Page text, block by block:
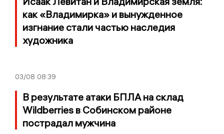
как «Владимирка» и вынужденное
изгнание стали частью наследия
художника
03/08 08:39
В результате атаки БПЛА на склад
Wildberries в Собинском районе
пострадал мужчина